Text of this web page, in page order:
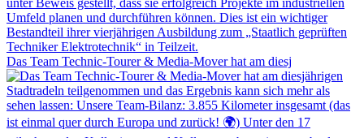
Das Team Technic-Tourer & Media-Mover hat am diesj